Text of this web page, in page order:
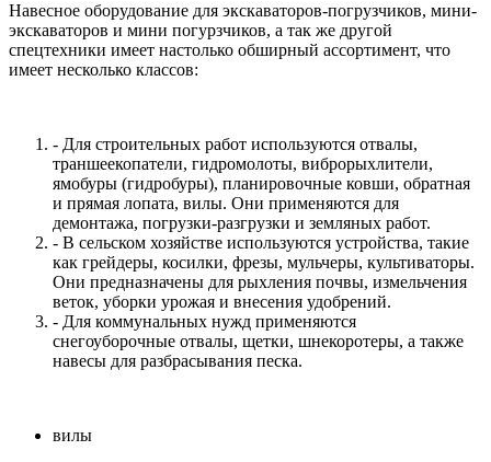
Навесное оборудование для экскаваторов-погрузчиков, мини-
экскаваторов и мини погурзчиков, а так же другой
спецтехники имеет настолько обширный ассортимент, что
имеет несколько классов:
- Для строительных работ используются отвалы,
траншеекопатели, гидромолоты, виброрыхлители,
ямобуры (гидробуры), планировочные ковши, обратная
и прямая лопата, вилы. Они применяются для
демонтажа, погрузки-разгрузки и земляных работ.
- В сельском хозяйстве используются устройства, такие
как грейдеры, косилки, фрезы, мульчеры, культиваторы.
Они предназначены для рыхления почвы, измельчения
веток, уборки урожая и внесения удобрений.
- Для коммунальных нужд применяются
снегоуборочные отвалы, щетки, шнекоротеры, а также
навесы для разбрасывания песка.
вилы